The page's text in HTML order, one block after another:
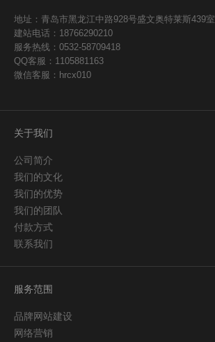
地址：青岛市黑龙江中路928号盛文奥特莱斯439室
建站电话：18766290210
服务热线：0532-58709418
QQ客服：1105881163
微信客服：hrcx010
关于我们
公司简介
我们的文化
我们的优势
我们的团队
付款方式
联系我们
服务范围
品牌网站建设
网络营销